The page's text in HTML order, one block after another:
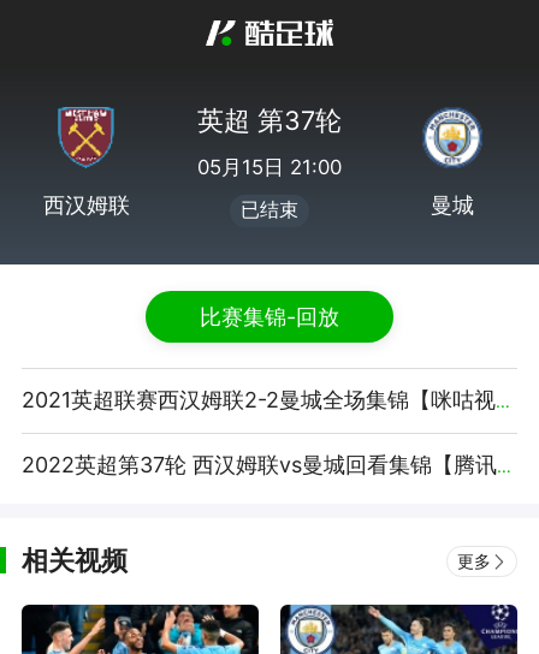
西汉姆联
英超 第37轮
05月15日 21:00
已结束 曼城
比赛集锦-回放
2021英超联赛西汉姆联2-2曼城全场集锦【咪咕视频】
2022英超第37轮 西汉姆联vs曼城回看集锦【腾讯视频】
相关视频 更多